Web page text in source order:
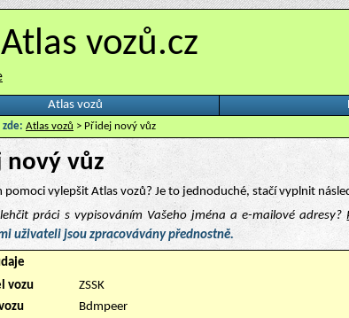
Atlas vozů.cz
Atlas vozů
zde: Atlas vozů > Přidej nový vůz
nový vůz
pomoci vylepšit Atlas vozů? Je to jednoduché, stačí vyplnit
práci s vypisováním Vašeho jména a e-mailové adresy?
uživateli jsou zpracovávány přednostně.
vozu
ZSSK
Bdmpeer